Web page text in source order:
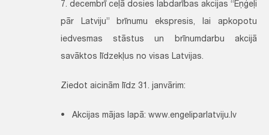
7. decembrī ceļā dosies labdarības akcijas “Eņģeļi
pār Latviju” brīnumu ekspresis, lai apkopotu
iedvesmas stāstus un brīnumdarbu akcijā
savāktos līdzekļus no visas Latvijas.
Ziedot aicinām līdz 31. janvārim:
• Akcijas mājas lapā: www.engeliparlatviju.lv